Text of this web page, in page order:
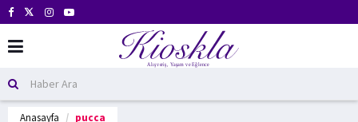
Anasayfa pucca